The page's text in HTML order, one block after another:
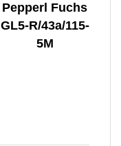
Pepperl Fuchs
GL5-R/43a/115-
5M